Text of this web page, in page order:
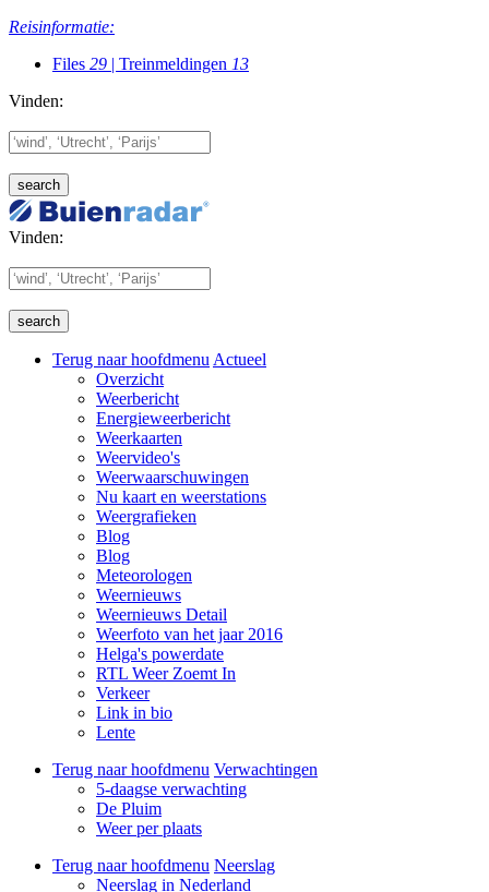
Reisinformatie:
Files 29 | Treinmeldingen 13
Vinden:
Vinden:
Terug naar hoofdmenu Actueel
Overzicht
Weerbericht
Energieweerbericht
Weerkaarten
Weervideo's
Weerwaarschuwingen
Nu kaart en weerstations
Weergrafieken
Blog
Blog
Meteorologen
Weernieuws
Weernieuws Detail
Weerfoto van het jaar 2016
Helga's powerdate
RTL Weer Zoemt In
Verkeer
Link in bio
Lente
Terug naar hoofdmenu Verwachtingen
5-daagse verwachting
De Pluim
Weer per plaats
Terug naar hoofdmenu Neerslag
Neerslag in Nederland